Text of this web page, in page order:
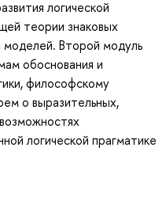
логической
теории знаковых
Второй модуль
обоснования и
философскому
о выразительных,
логической прагматике